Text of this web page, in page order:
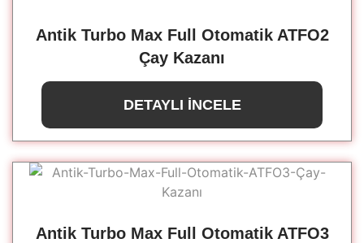
Antik Turbo Max Full Otomatik ATFO2
Çay Kazanı
DETAYLI İNCELE
Antik Turbo Max Full Otomatik ATFO3